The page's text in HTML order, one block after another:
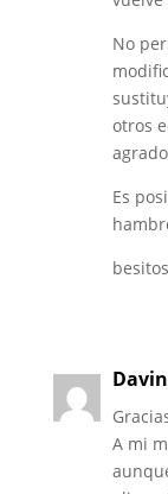
No
otros
Es
besitos
A mi